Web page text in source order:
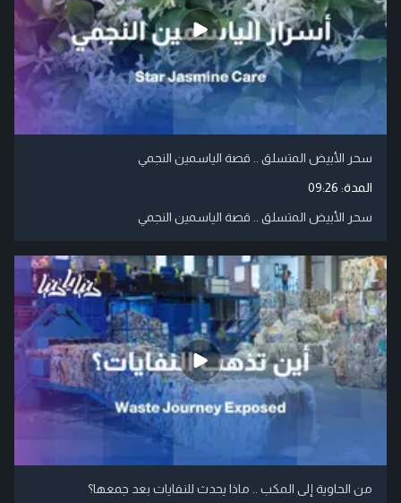
سحر الأبيض المتسلق .. قصة الياسمين النجمي
المدة: 09:26
سحر الأبيض المتسلق .. قصة الياسمين النجمي
من الحاوية إلى المكب .. ماذا يحدث للنفايات بعد جمعها؟